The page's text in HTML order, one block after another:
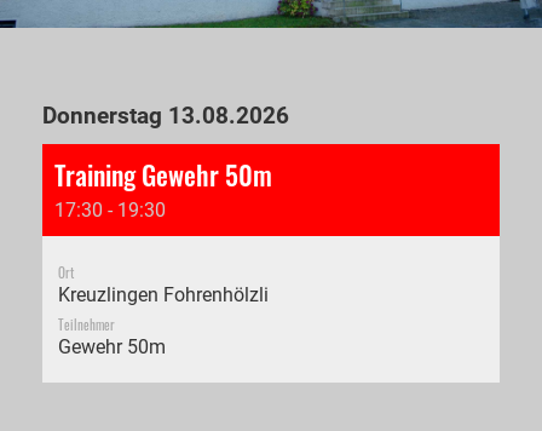
Donnerstag 13.08.2026
Training Gewehr 50m
17:30 - 19:30
Ort
Kreuzlingen Fohrenhölzli
Teilnehmer
Gewehr 50m